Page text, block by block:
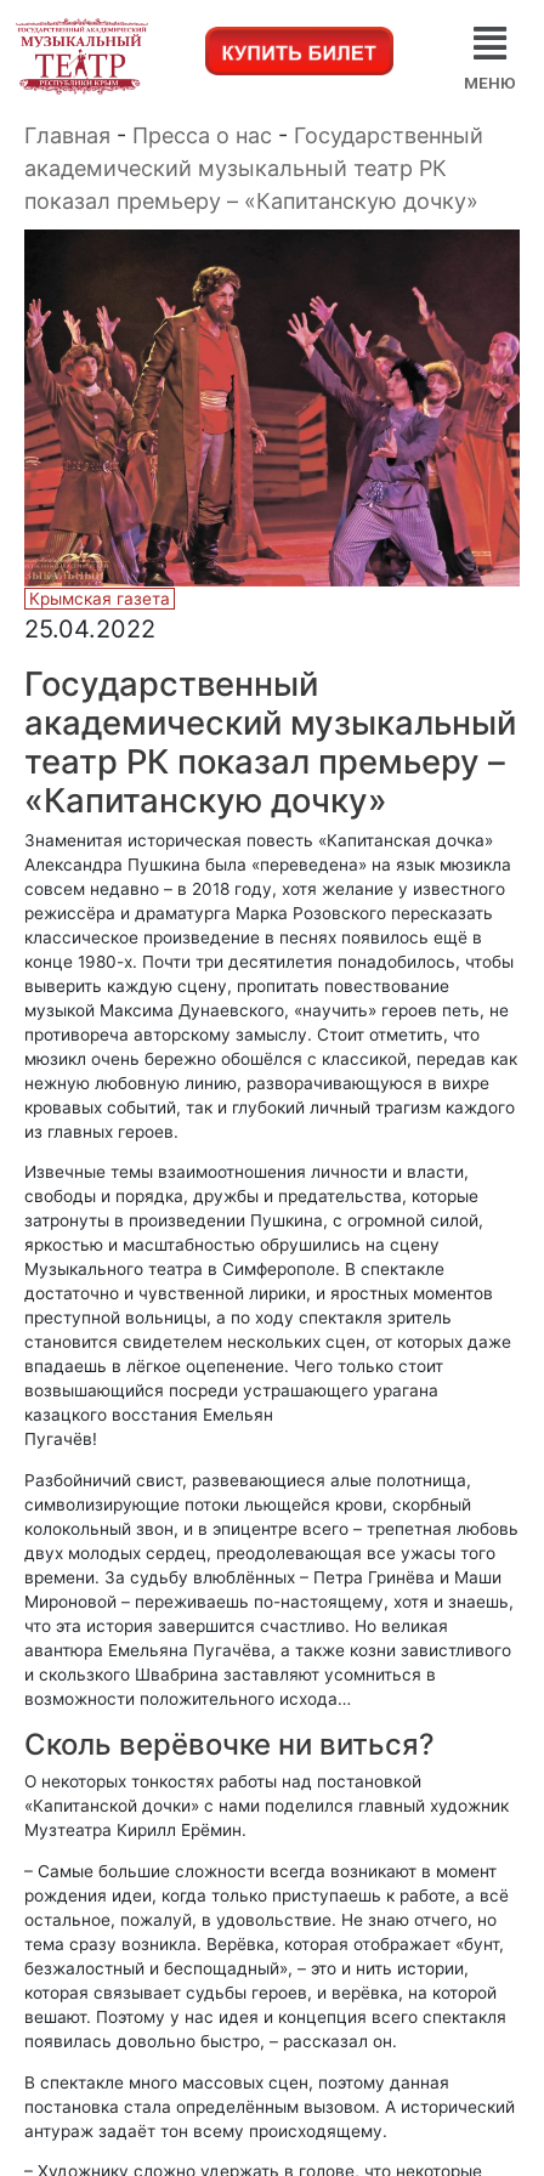
МЕНЮ
Главная - Пресса о нас - Государственный
академический музыкальный театр РК
показал премьеру – «Капитанскую дочку»
Крымская газета
25.04.2022
Государственный
академический музыкальный
театр РК показал премьеру –
«Капитанскую дочку»
Знаменитая историческая повесть «Капитанская дочка»
Александра Пушкина была «переведена» на язык мюзикла
совсем недавно – в 2018 году, хотя желание у известного
режиссёра и драматурга Марка Розовского пересказать
классическое произведение в песнях появилось ещё в
конце 1980-х. Почти три десятилетия понадобилось, чтобы
выверить каждую сцену, пропитать повествование
музыкой Максима Дунаевского, «научить» героев петь, не
противореча авторскому замыслу. Стоит отметить, что
мюзикл очень бережно обошёлся с классикой, передав как
нежную любовную линию, разворачивающуюся в вихре
кровавых событий, так и глубокий личный трагизм каждого
из главных героев.
Извечные темы взаимоотношения личности и власти,
свободы и порядка, дружбы и предательства, которые
затронуты в произведении Пушкина, с огромной силой,
яркостью и масштабностью обрушились на сцену
Музыкального театра в Симферополе. В спектакле
достаточно и чувственной лирики, и яростных моментов
преступной вольницы, а по ходу спектакля зритель
становится свидетелем нескольких сцен, от которых даже
впадаешь в лёгкое оцепенение. Чего только стоит
возвышающийся посреди устрашающего урагана
казацкого восстания Емельян
Пугачёв!
Разбойничий свист, развевающиеся алые полотнища,
символизирующие потоки льющейся крови, скорбный
колокольный звон, и в эпицентре всего – трепетная любовь
двух молодых сердец, преодолевающая все ужасы того
времени. За судьбу влюблённых – Петра Гринёва и Маши
Мироновой – переживаешь по-настоящему, хотя и знаешь,
что эта история завершится счастливо. Но великая
авантюра Емельяна Пугачёва, а также козни завистливого
и скользкого Швабрина заставляют усомниться в
возможности положительного исхода…
Сколь верёвочке ни виться?
О некоторых тонкостях работы над постановкой
«Капитанской дочки» с нами поделился главный художник
Музтеатра Кирилл Ерёмин.
– Самые большие сложности всегда возникают в момент
рождения идеи, когда только приступаешь к работе, а всё
остальное, пожалуй, в удовольствие. Не знаю отчего, но
тема сразу возникла. Верёвка, которая отображает «бунт,
безжалостный и беспощадный», – это и нить истории,
которая связывает судьбы героев, и верёвка, на которой
вешают. Поэтому у нас идея и концепция всего спектакля
появилась довольно быстро, – рассказал он.
В спектакле много массовых сцен, поэтому данная
постановка стала определённым вызовом. А исторический
антураж задаёт тон всему происходящему.
– Художнику сложно удержать в голове, что некоторые